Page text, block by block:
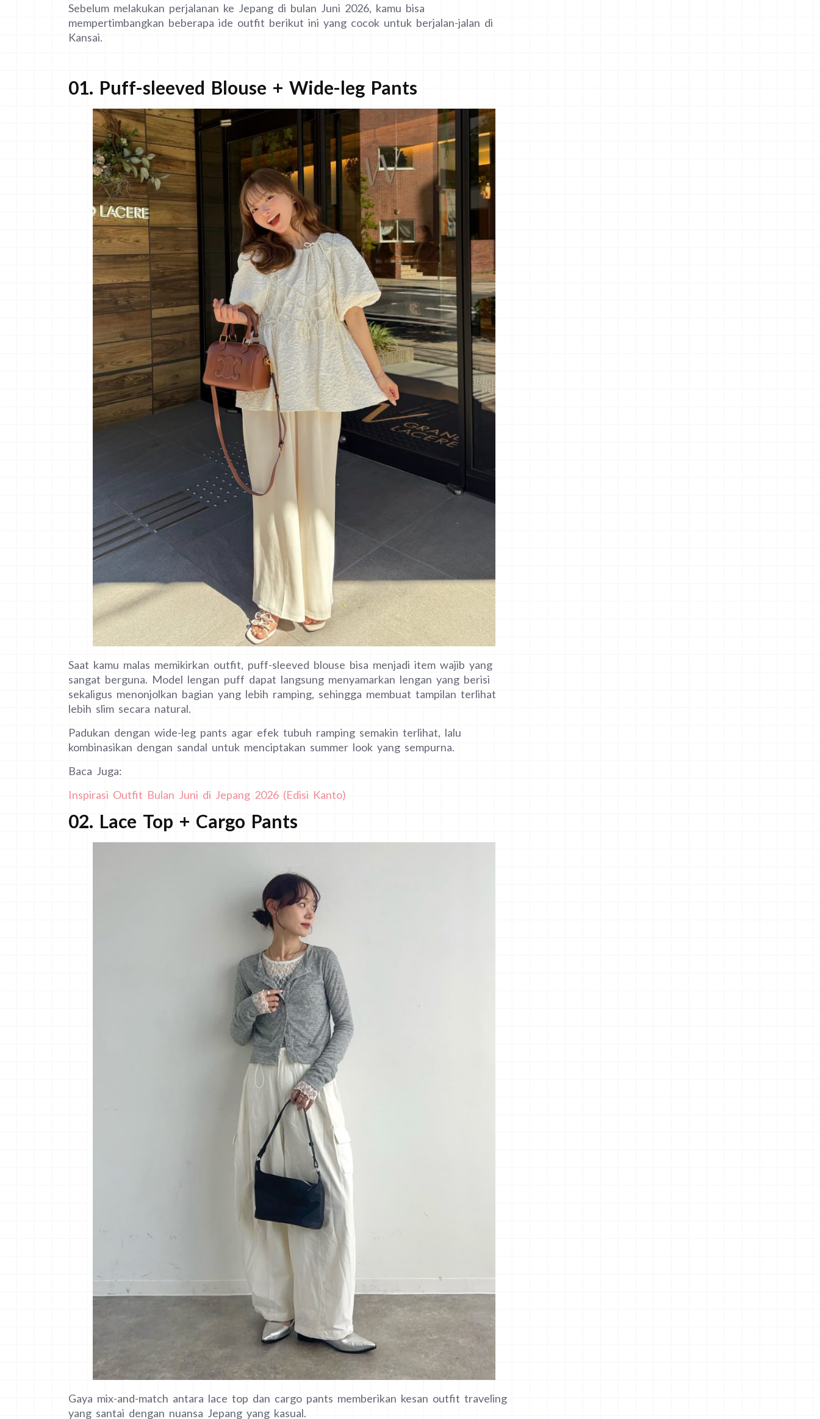
Sebelum melakukan perjalanan ke Jepang di bulan Juni 2026, kamu bisa
mempertimbangkan beberapa ide outfit berikut ini yang cocok untuk berjalan-jalan di
Kansai.
01. Puff-sleeved Blouse + Wide-leg Pants
Saat kamu malas memikirkan outfit, puff-sleeved blouse bisa menjadi item wajib yang
sangat berguna. Model lengan puff dapat langsung menyamarkan lengan yang berisi
sekaligus menonjolkan bagian yang lebih ramping, sehingga membuat tampilan terlihat
lebih slim secara natural.
Padukan dengan wide-leg pants agar efek tubuh ramping semakin terlihat, lalu
kombinasikan dengan sandal untuk menciptakan summer look yang sempurna.
Baca Juga:
Inspirasi Outfit Bulan Juni di Jepang 2026 (Edisi Kanto)
02. Lace Top + Cargo Pants
Gaya mix-and-match antara lace top dan cargo pants memberikan kesan outfit traveling
yang santai dengan nuansa Jepang yang kasual.